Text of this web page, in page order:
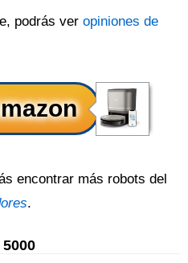
podrás ver opiniones de
encontrar más robots del
.